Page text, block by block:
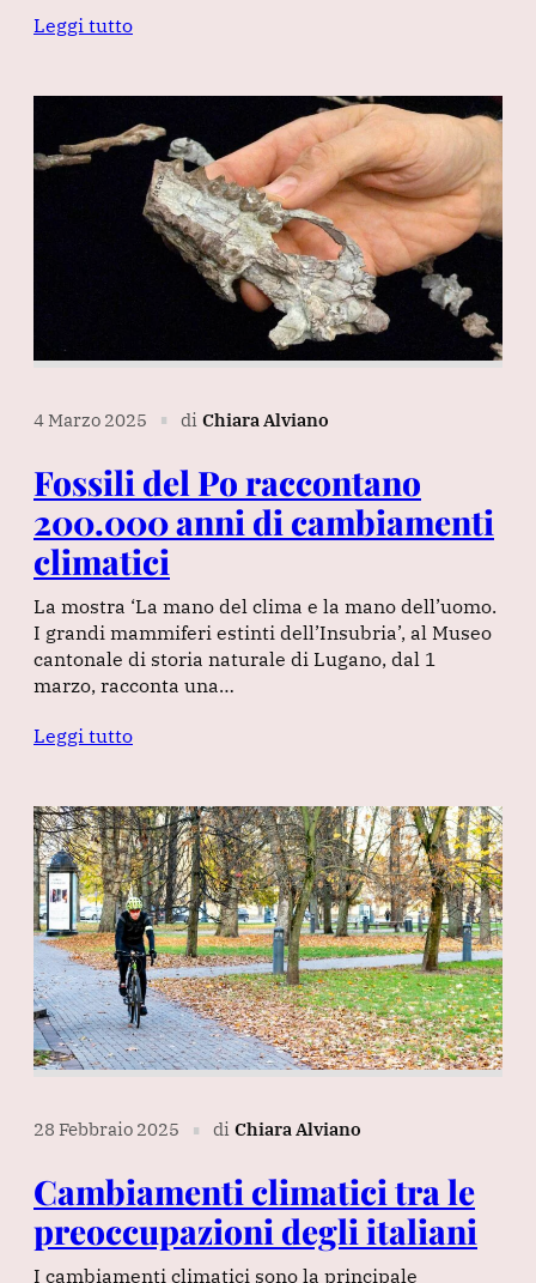
Leggi tutto
4 Marzo 2025 ∎ di Chiara Alviano
Fossili del Po raccontano
200.000 anni di cambiamenti
climatici
La mostra ‘La mano del clima e la mano dell’uomo.
I grandi mammiferi estinti dell’Insubria’, al Museo
cantonale di storia naturale di Lugano, dal 1
marzo, racconta una…
Leggi tutto
28 Febbraio 2025 ∎ di Chiara Alviano
Cambiamenti climatici tra le
preoccupazioni degli italiani
I cambiamenti climatici sono la principale